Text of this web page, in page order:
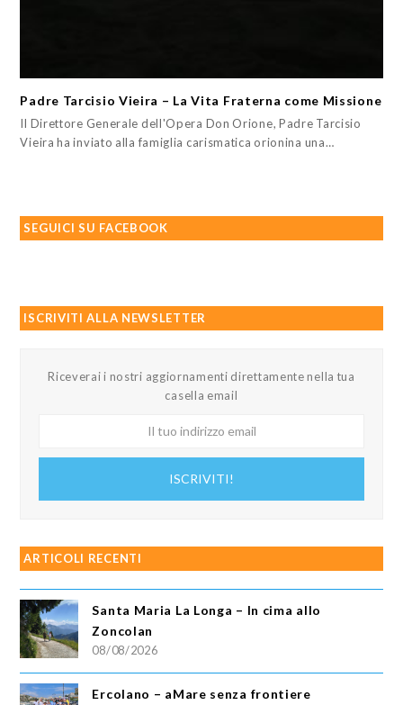
Padre Tarcisio Vieira – La Vita Fraterna come Missione
Il Direttore Generale dell'Opera Don Orione, Padre Tarcisio
Vieira ha inviato alla famiglia carismatica orionina una…
SEGUICI SU FACEBOOK
ISCRIVITI ALLA NEWSLETTER
Riceverai i nostri aggiornamenti direttamente nella tua
casella email
ISCRIVITI!
ARTICOLI RECENTI
Santa Maria La Longa – In cima allo
Zoncolan
08/08/2026
Ercolano – aMare senza frontiere